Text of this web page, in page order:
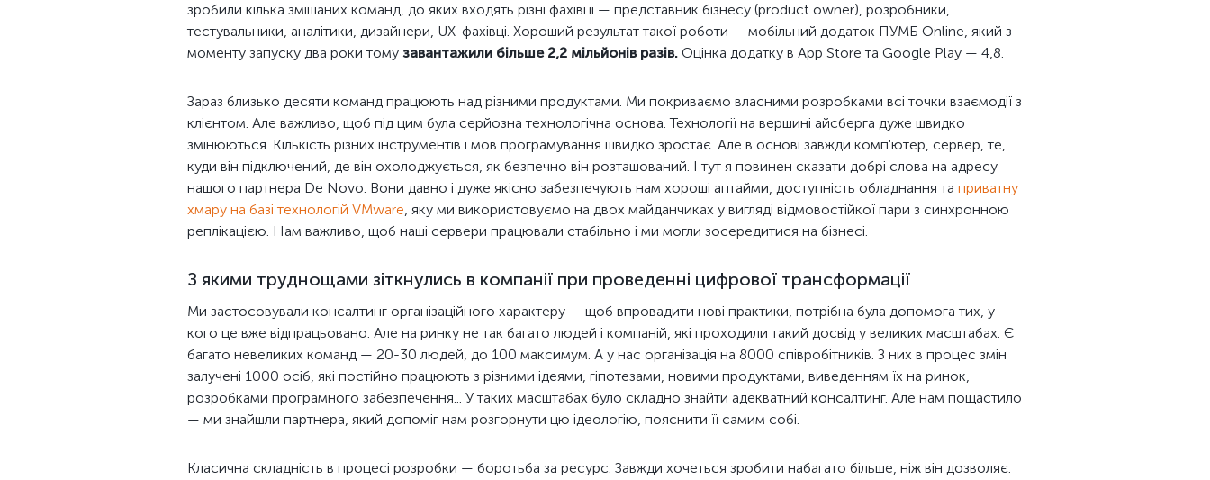
зробили кілька змішаних команд, до яких входять різні фахівці — представник бізнесу (product owner), розробники,
тестувальники, аналітики, дизайнери, UX-фахівці. Хороший результат такої роботи — мобільний додаток ПУМБ Online, який з
моменту запуску два роки тому завантажили більше 2,2 мільйонів разів. Оцінка додатку в App Store та Google Play — 4,8.
Зараз близько десяти команд працюють над різними продуктами. Ми покриваємо власними розробками всі точки взаємодії з
клієнтом. Але важливо, щоб під цим була серйозна технологічна основа. Технології на вершині айсберга дуже швидко
змінюються. Кількість різних інструментів і мов програмування швидко зростає. Але в основі завжди комп'ютер, сервер, те,
куди він підключений, де він охолоджується, як безпечно він розташований. І тут я повинен сказати добрі слова на адресу
нашого партнера De Novo. Вони давно і дуже якісно забезпечують нам хороші аптайми, доступність обладнання та приватну
хмару на базі технологій VMware, яку ми використовуємо на двох майданчиках у вигляді відмовостійкої пари з синхронною
реплікацією. Нам важливо, щоб наші сервери працювали стабільно і ми могли зосередитися на бізнесі.
З якими труднощами зіткнулись в компанії при проведенні цифрової трансформації
Ми застосовували консалтинг організаційного характеру — щоб впровадити нові практики, потрібна була допомога тих, у
кого це вже відпрацьовано. Але на ринку не так багато людей і компаній, які проходили такий досвід у великих масштабах. Є
багато невеликих команд — 20-30 людей, до 100 максимум. А у нас організація на 8000 співробітників. З них в процес змін
залучені 1000 осіб, які постійно працюють з різними ідеями, гіпотезами, новими продуктами, виведенням їх на ринок,
розробками програмного забезпечення... У таких масштабах було складно знайти адекватний консалтинг. Але нам пощастило
— ми знайшли партнера, який допоміг нам розгорнути цю ідеологію, пояснити її самим собі.
Класична складність в процесі розробки — боротьба за ресурс. Завжди хочеться зробити набагато більше, ніж він дозволяє.